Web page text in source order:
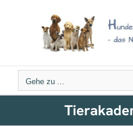
Gehe zu ...